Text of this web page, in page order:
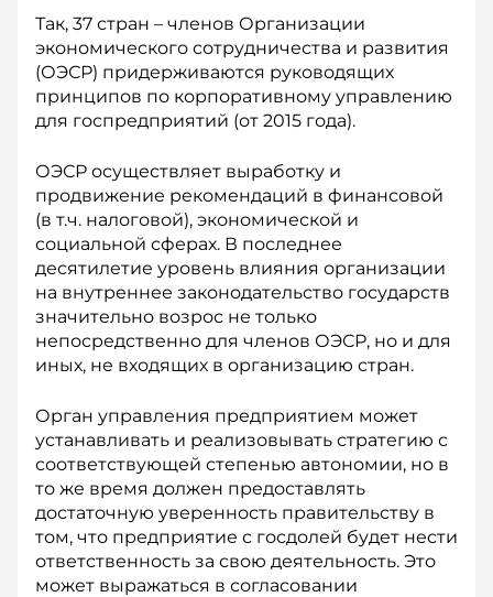
Так, 37 стран – членов Организации
экономического сотрудничества и развития
(ОЭСР) придерживаются руководящих
принципов по корпоративному управлению
для госпредприятий (от 2015 года).
ОЭСР осуществляет выработку и
продвижение рекомендаций в финансовой
(в т.ч. налоговой), экономической и
социальной сферах. В последнее
десятилетие уровень влияния организации
на внутреннее законодательство государств
значительно возрос не только
непосредственно для членов ОЭСР, но и для
иных, не входящих в организацию стран.
Орган управления предприятием может
устанавливать и реализовывать стратегию с
соответствующей степенью автономии, но в
то же время должен предоставлять
достаточную уверенность правительству в
том, что предприятие с госдолей будет нести
ответственность за свою деятельность. Это
может выражаться в согласовании